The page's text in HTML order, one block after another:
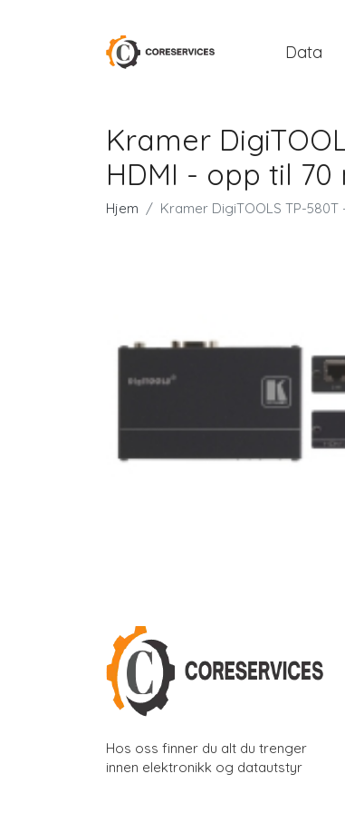
Data
Kramer
HDMI - opp til 70
Hjem Kramer DigiTOOLS TP-
Hos oss finner du alt du trenger
innen elektronikk og datautstyr